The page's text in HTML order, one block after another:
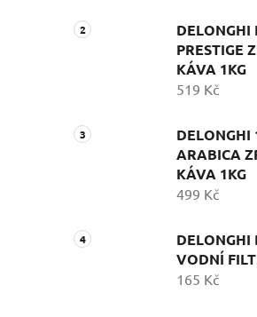
DELONGHI
PRESTIGE
KÁVA 1KG
519 Kč
DELONGHI
ARABICA
KÁVA 1KG
499 Kč
DELONGHI
VODNÍ
165 Kč